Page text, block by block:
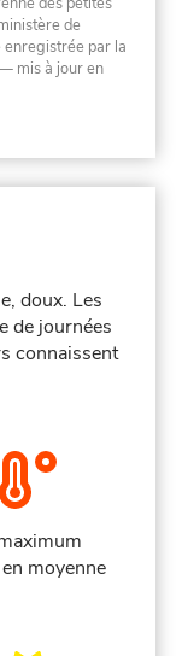
de
enregistrée par la
mis à jour en
doux. Les
de journées
connaissent
moyenne